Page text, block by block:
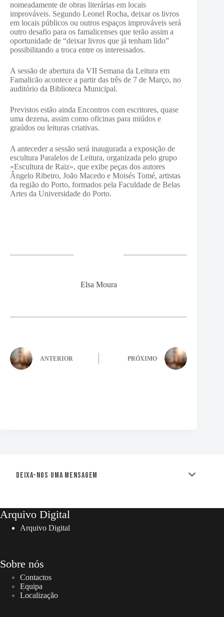
nomeadamente de obras literárias em locais
improváveis. Segundo Leonel Rocha, deixar os livros
em locais públicos ou outros espaços improváveis será
outro desafio para os famalicenses que terão assim a
oportunidade de “deixar livros que já tenham lido”
possibilitando a troca entre os interessados.
A sessão de abertura da VII Semana da Leitura em
Famalicão acontece a partir das três de 7 de Março, no
auditório da Biblioteca Municipal.
Previstos estão ainda Encontros com escritores, quase
uma dezena, assim como oficinas para miúdos e
graúdos ou leituras criativas.
A anteceder a sessão será inaugurada a exposição de
escultura Paralelos de Leitura, organizada pelo grupo
«Escultura de Raiz», que exibe peças dos autores
Ângelo Ribeiro, João Macedo e Moisés Tomé, artistas
da região do Porto, formados pela Faculdade de Belas
Artes da Universidade do Porto.
Elsa Moura
ANTERIOR PRÓXIMO
Deixa-nos uma mensagem
Arquivo Digital
Arquivo Digital
Sobre nós
Contactos
Equipa
Localização